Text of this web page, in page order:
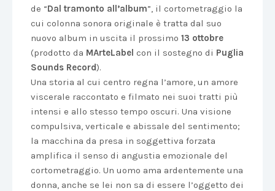
de “Dal tramonto all’album”, il cortometraggio la
cui colonna sonora originale è tratta dal suo
nuovo album in uscita il prossimo 13 ottobre
(prodotto da MArteLabel con il sostegno di Puglia
Sounds Record).
Una storia al cui centro regna l’amore, un amore
viscerale raccontato e filmato nei suoi tratti più
intensi e allo stesso tempo oscuri. Una visione
compulsiva, verticale e abissale del sentimento;
la macchina da presa in soggettiva forzata
amplifica il senso di angustia emozionale del
cortometraggio. Un uomo ama ardentemente una
donna, anche se lei non sa di essere l’oggetto dei